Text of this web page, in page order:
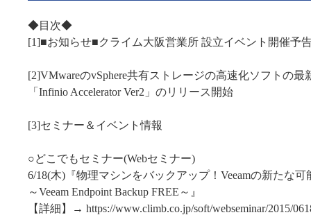
◆目次◆
[1]■お知らせ■クライム大阪営業所 設立イベント開催予
[2]VMwareのvSphere共有ストレージの高速化ソフトの最
「Infinio Accelerator Ver2」のリリース開始
[3]セミナー＆イベント情報
○どこでもセミナー(Webセミナー)
6/18(木)『物理マシンをバックアップ！Veeamの新たな可
～Veeam Endpoint Backup FREE～』
【詳細】→ https://www.climb.co.jp/soft/webseminar/2015/